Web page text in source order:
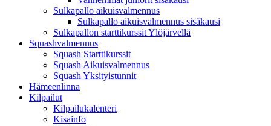
Sulkapallo aikuisvalmennus
Sulkapallo aikuisvalmennus sisäkausi
Sulkapallon starttikurssit Ylöjärvellä
Squashvalmennus
Squash Starttikurssit
Squash Aikuisvalmennus
Squash Yksityistunnit
Hämeenlinna
Kilpailut
Kilpailukalenteri
Kisainfo